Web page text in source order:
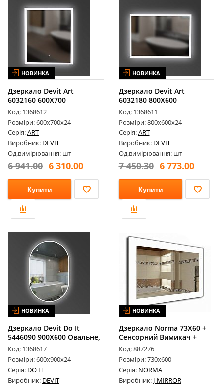
НОВИНКА
Дзеркало Devit Art
6032160 600X700
Прямокутне, з Тач...
Код: 1368612
Розміри: 600х700х24
Серія:ART
Виробник: DEVIT
Од.вимірювання: шт
6 941.00 6 310.00
Купити
НОВИНКА
Дзеркало Devit Art
6032180 800X600
Прямокутне, з Тач...
Код: 1368611
Розміри: 800х600х24
Серія:ART
Виробник: DEVIT
Од.вимірювання: шт
7 450.30 6 773.00
Купити
НОВИНКА
Дзеркало Devit Do It
5446090 900Х600 Овальне,
з Тачс...
Код: 1368617
Розміри: 600х900х24
Серія: DO IT
Виробник: DEVIT
НОВИНКА
Дзеркало Norma 73X60 +
Сенсорний Вимикач +
Годинники...
Код: 887276
Розміри: 730х600
Серія: NORMA
Виробник: J-MIRROR